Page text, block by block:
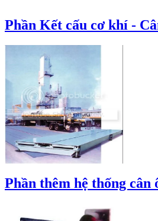
Phần Kết cấu cơ khí -
Phần thêm hệ thống cân